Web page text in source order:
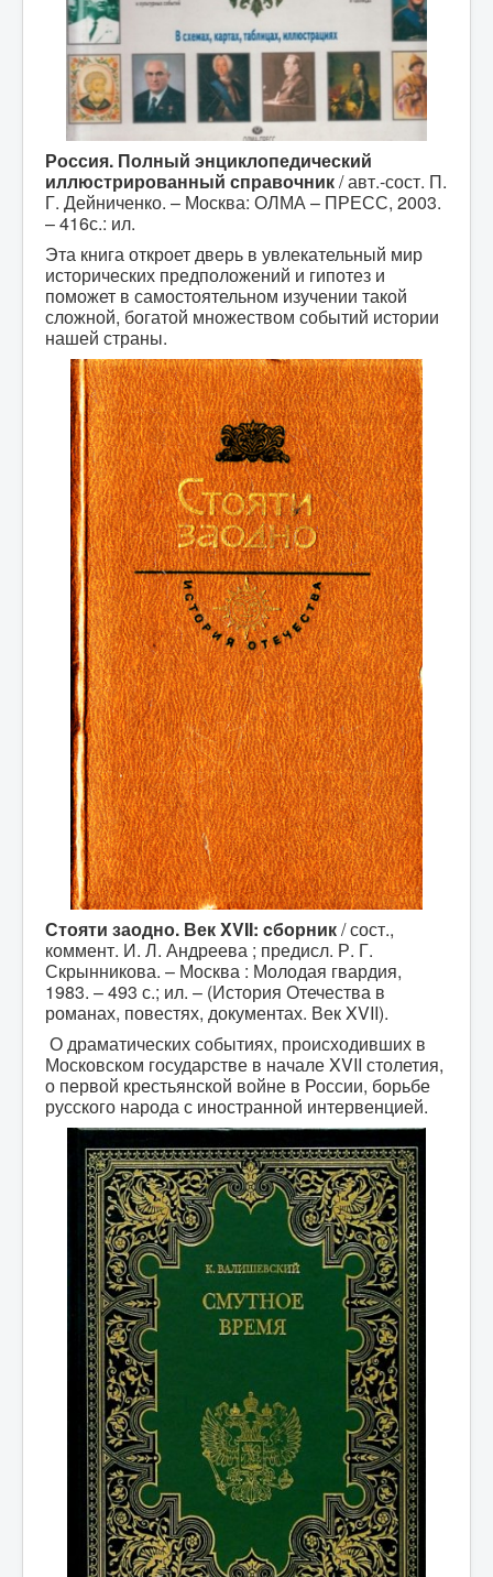
Россия. Полный энциклопедический
иллюстрированный справочник/ авт.-сост. П.
Г. Дейниченко. – Москва: ОЛМА – ПРЕСС, 2003.
– 416с.: ил.
Эта книга откроет дверь в увлекательный мир
исторических предположений и гипотез и
поможет в самостоятельном изучении такой
сложной, богатой множеством событий истории
нашей страны.
Стояти заодно. Век XVII: cборник/ сост.,
коммент. И. Л. Андреева ; предисл. Р. Г.
Скрынникова. – Москва : Молодая гвардия,
1983. – 493 с.; ил. – (История Отечества в
романах, повестях, документах. Век XVII).
О драматических событиях, происходивших в
Московском государстве в начале XVII столетия,
о первой крестьянской войне в России, борьбе
русского народа с иностранной интервенцией.